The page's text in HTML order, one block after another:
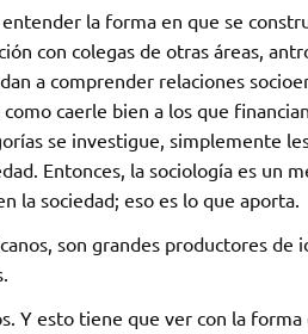
la forma en que se
con colegas de otras áreas,
a comprender relaciones
caerle bien a los que
se investigue, simplemente
Entonces, la sociología es un
la sociedad; eso es lo que aporta.
son grandes productores de
Y esto tiene que ver con la forma